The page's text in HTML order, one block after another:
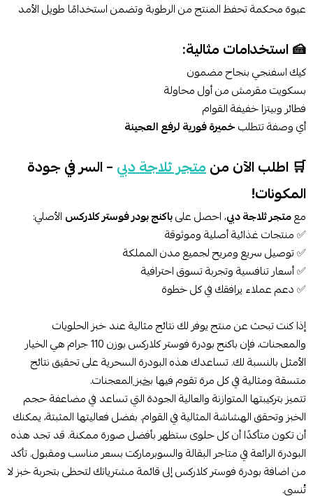
عبوة محكمة تحفظ المنتج من الرطوبة وتضمن استخدامًا طويل الأمد
🍰 استخدامات مثالية:
كيك اسفنجي بنجاح مضمون
بسكويت مقرمش من أول محاولة
فطائر وبيتزا خفيفة القوام
أي وصفة تتطلبخميرة فورية لرفع العجينة
🛒 اطلب الآن منمتجر ثلاجة دبي– السر في جودة
المكونات!
معمتجر ثلاجة دبي، احصل علىباكنج بودر فوستر كلاركس الأصلي:
✅ منتجات غذائية أصلية وموثوقة
✅ توصيل سريع ومريح لجميع مدن المملكة
✅ أسعار تنافسية وتجربة تسوق احترافية
✅ دعم عملاء يرافقك في كل خطوة
إذا كنت تبحث عن منتج يوفر لك نتائج مثالية عند خبز الحلويات
والمعجنات، فإن باكنج بودرة فوستر كلاركس بوزن 110 جرام هي الخيار
الأمثل بالنسبة لك. تساعدك هذه البودرة السحرية على تحقيق نتائج
متسقة ومثالية في كل مرة تقوم فيها بخبزالمعجنات.
تتميز بتركيبتها المتوازنة والعالية الجودة التي تساعد في مضاعفة حجم
الخبز وتحقق الهشاشة المثالية في القوام. بفضل فعاليتها المثبتة، يمكنك
أن تكون متأكدًا أن كل حلوى ستظهر بأفضل صورة ممكنة. قد تجد هذه
البودرة الرائعة في متاجر البقالة والسوبرماركت بسعر مناسب ومقبول. تأكد
من اضافة بودرة فوستر كلاركس إلى قائمة مشترياتك لتحظى بتجربة خبز لا
تُنسى.